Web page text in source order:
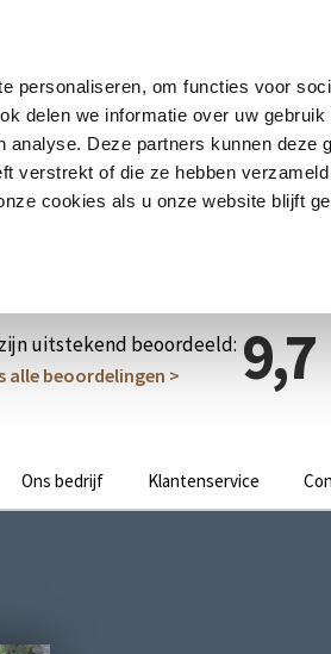
personaliseren, om functies voor
delen we informatie over uw
Deze partners kunnen deze
verstrekt of die ze hebben
cookies als u onze website blijft
uitstekend beoordeeld: 9,7
alle beoordelingen >
Ons bedrijf Klantenservice